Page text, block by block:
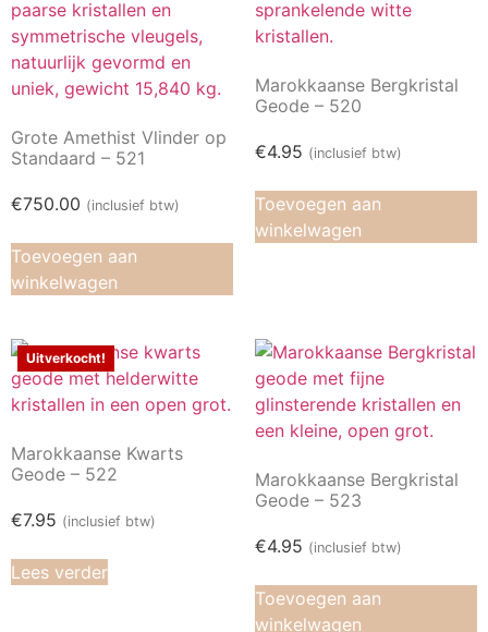
Grote Amethist Vlinder op
Standaard – 521
€750.00 (inclusief btw)
Toevoegen aan
winkelwagen
Marokkaanse Bergkristal
Geode – 520
€4.95 (inclusief btw)
Toevoegen aan
winkelwagen
Uitverkocht!
Marokkaanse Kwarts
Geode – 522
€7.95 (inclusief btw)
Lees verder
Marokkaanse Bergkristal
Geode – 523
€4.95 (inclusief btw)
Toevoegen aan
winkelwagen